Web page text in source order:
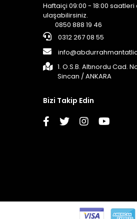
Haftaiçi 09:00 - 18:00 saatleri
ulaşabilirsiniz.
0850 888 19 46
0312 267 08 55
1. O.S.B. Altınordu Cad.
Sincan / ANKARA
Bizi Takip Edin